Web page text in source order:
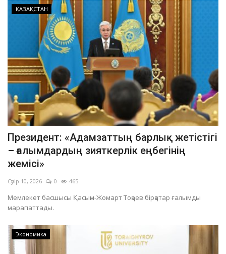
ҚАЗАҚСТАН
Президент: «Адамзаттың барлық жетістігі
– ғалымдардың зияткерлік еңбегінің
жемісі»
Сәуір 10, 2026 0 465
Мемлекет басшысы Қасым-Жомарт Тоқаев бірқатар ғалымды
марапаттады.
Экономика